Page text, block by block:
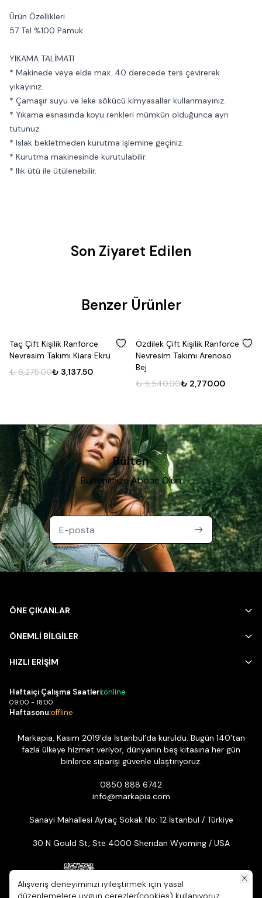
Alışveriş deneyiminizi iyileştirmek için yasal
düzenlemelere uygun çerezler(cookies) kullanıyoruz.
Ürün Özellikleri
57 Tel %100 Pamuk
YIKAMA TALİMATI
* Makinede veya elde max. 40 derecede ters çevirerek
yıkayınız.
* Çamaşır suyu ve leke sökücü kimyasallar kullanmayınız.
* Yıkama esnasında koyu renkleri mümkün olduğunca ayrı
tutunuz.
* Islak bekletmeden kurutma işlemine geçiniz.
* Kurutma makinesinde kurutulabilir.
* Ilık ütü ile ütülenebilir.
Son Ziyaret Edilen
Benzer Ürünler
50
Taç Çift Kişilik Ranforce
Nevresim Takımı Kiara Ekru
₺ 6,275.00₺ 3,137.50
50
Özdilek Çift Kişilik Ranforce
Nevresim Takımı Arenoso
Bej
₺ 5,540.00₺ 2,770.00
Bülten
Bültenimize Abone Olun
ÖNE ÇIKANLAR
ÖNEMLİ BİLGİLER
HIZLI ERİŞİM
Haftaiçi Çalışma Saatleri:online
09:00 - 18:00
Haftasonu:offline
Markapia, Kasım 2019’da İstanbul’da kuruldu. Bugün 140’tan
fazla ülkeye hizmet veriyor, dünyanın beş kıtasına her gün
binlerce siparişi güvenle ulaştırıyoruz.
0850 888 6742
info@markapia.com
Sanayi Mahallesi Aytaç Sokak No: 12 İstanbul / Türkiye
30 N Gould St, Ste 4000 Sheridan Wyoming / USA